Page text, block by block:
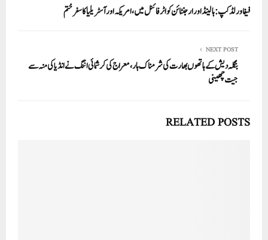
فیفا ورلڈ کپ: ہالینڈ اور ارجنٹائن کواٹر فائنل میں، امریکہ اور آسٹریلیا کا سفر ختم
NEXT POST
بنگلہ دیش کے ہاتھوں بھارت کی شرمناک ہار، معراج کی کرشمائی اننگ نے انڈیا کی منہ سے
جیت چھینی
RELATED POSTS